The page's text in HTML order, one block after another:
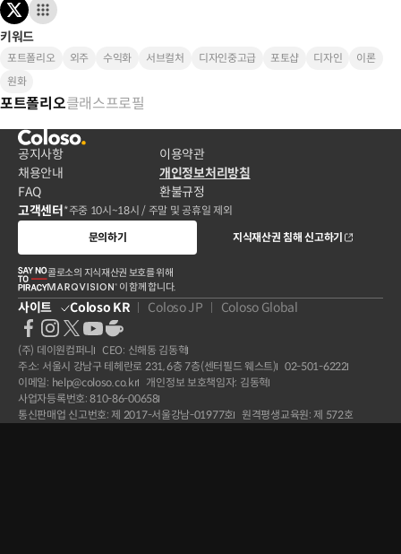
키워드
포트폴리오 외주 수익화 서브컬처 디자인중고급 포토샵 디자인
이론
원화
포트폴리오클래스프로필
공지사항
채용안내
FAQ
이용약관
개인정보처리방침
환불규정
고객센터*주중 10시~18시 / 주말 및 공휴일 제외
문의하기
지식재산권 침해 신고하기
콜로소의 지식재산권 보호를 위해
이 함께 합니다.
사이트 Coloso KR Coloso JP Coloso Global
(주) 데이원컴퍼니
CEO: 신해동 김동혁
주소: 서울시 강남구 테헤란로 231, 6층 7층(센터필드 웨스트)
02-501-6222
이메일: help@coloso.co.kr
개인정보 보호책임자: 김동혁
사업자등록번호: 810-86-00658
통신판매업 신고번호: 제 2017-서울강남-01977호
원격평생교육원: 제 572호